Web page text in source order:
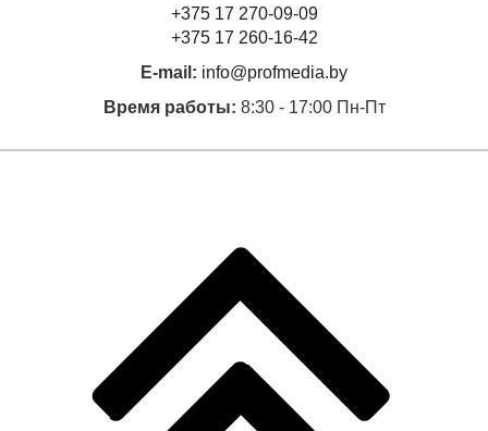
+375 17 270-09-09
+375 17 260-16-42
E-mail: info@profmedia.by
Время работы: 8:30 - 17:00 Пн-Пт